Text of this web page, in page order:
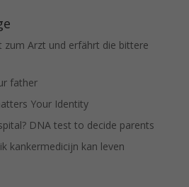
zum Arzt und erfährt die bittere
father
Your Identity
DNA test to decide parents
kankermedicijn kan leven